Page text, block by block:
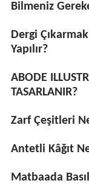
Bilmeniz
Dergi
Yapılır?
ABODE
TASARLANIR?
Zarf Çeşitleri
Antetli Kâğıt
Matbaada